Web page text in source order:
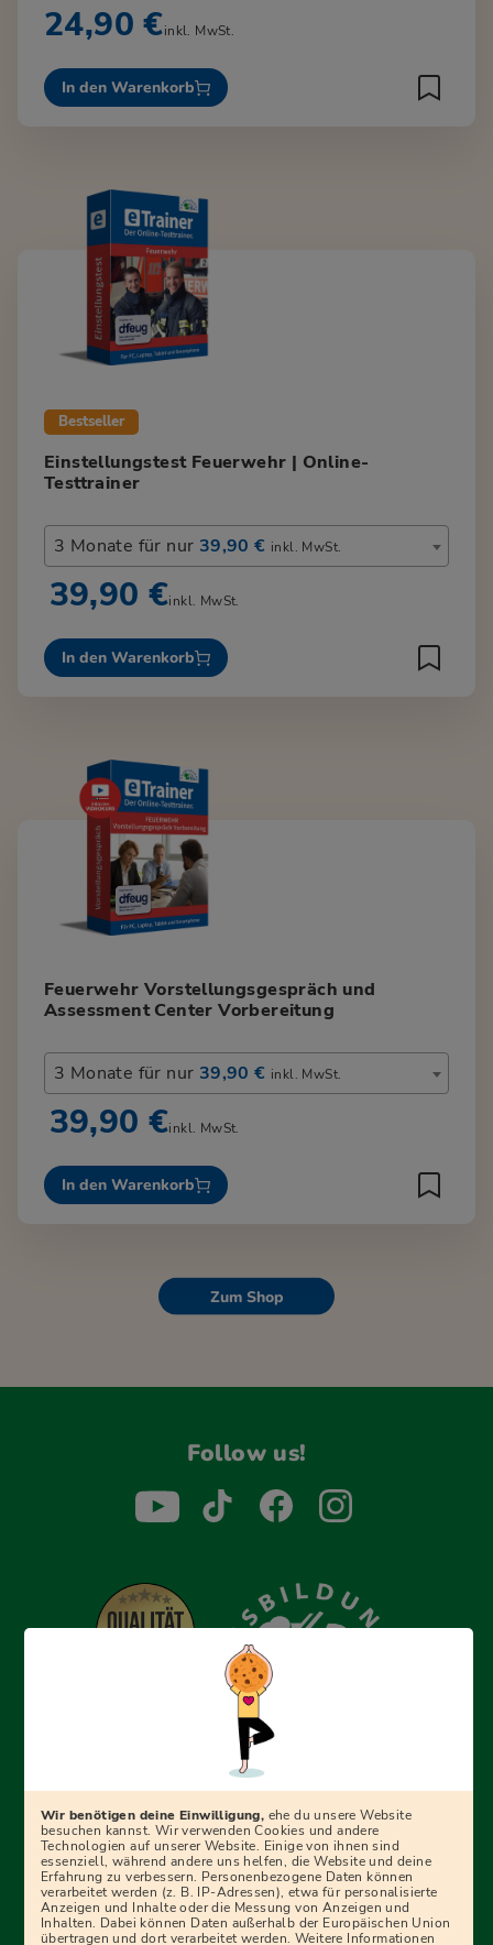
24,90 €inkl. MwSt.
In den Warenkorb
Bestseller
Einstellungstest Feuerwehr | Online-
Testtrainer
3 Monate für nur 39,90 € inkl. MwSt.
39,90 €inkl. MwSt.
In den Warenkorb
Feuerwehr Vorstellungsgespräch und
Assessment Center Vorbereitung
3 Monate für nur 39,90 € inkl. MwSt.
39,90 €inkl. MwSt.
In den Warenkorb
Zum Shop
Follow us!
Erfolgreich bewerben mit Ausbildungspark: Wir
begleiten dich Schritt für Schritt bei deinem Start in den
Beruf oder ins Studium – mit smarten E-Learning-Tools,
Ratgebern und Prüfungspaketen, interaktiven
Videokursen und vielem mehr. Für alle, die was werden
wollen!
Wir benötigen deine Einwilligung, ehe du unsere Website
besuchen kannst. Wir verwenden Cookies und andere
Technologien auf unserer Website. Einige von ihnen sind
essenziell, während andere uns helfen, die Website und deine
Erfahrung zu verbessern. Personenbezogene Daten können
verarbeitet werden (z. B. IP-Adressen), etwa für personalisierte
Anzeigen und Inhalte oder die Messung von Anzeigen und
Inhalten. Dabei können Daten außerhalb der Europäischen Union
übertragen und dort verarbeitet werden. Weitere Informationen